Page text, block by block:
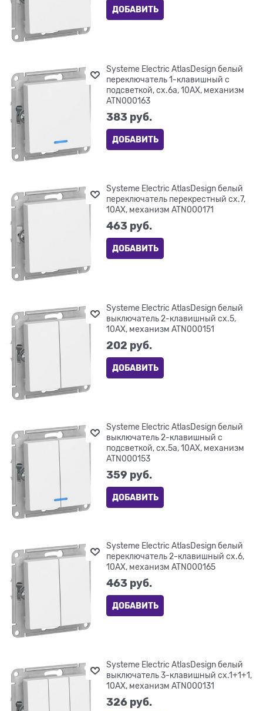
ДОБАВИТЬ
Systeme Electric AtlasDesign белый
переключатель 1-клавишный с
подсветкой, сх.6а, 10АХ, механизм
ATN000163
383 руб.
ДОБАВИТЬ
Systeme Electric AtlasDesign белый
переключатель перекрестный сх.7,
10АХ, механизм ATN000171
463 руб.
ДОБАВИТЬ
Systeme Electric AtlasDesign белый
выключатель 2-клавишный сх.5,
10АХ, механизм ATN000151
202 руб.
ДОБАВИТЬ
Systeme Electric AtlasDesign белый
выключатель 2-клавишный с
подсветкой, сх.5а, 10АХ, механизм
ATN000153
359 руб.
ДОБАВИТЬ
Systeme Electric AtlasDesign белый
переключатель 2-клавишный сх.6,
10АХ, механизм ATN000165
463 руб.
ДОБАВИТЬ
Systeme Electric AtlasDesign белый
выключатель 3-клавишный сх.1+1+1,
10АХ, механизм ATN000131
326 руб.